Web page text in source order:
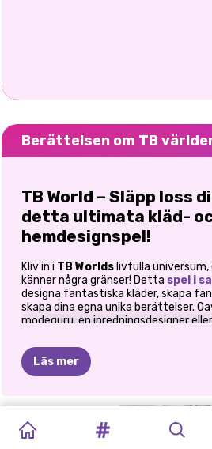
Berättelsen om TB
TB World – Släpp loss
detta ultimata kläd-
hemdesignspel!
Kliv in i TB Worldslivfulla
känner några gränser! Detta spel i
designa fantastiska kläder, skapa
skapa dina egna unika berättelser.
modeguru, en inredningsdesigner
vill!
Designa, klä upp och
TB World är din personliga lekplats
Stil unika karaktärer
– Välj från
Läs mer
WORLD
LEES
DRESS
LOTTA
THE
NYGIFT!
HOME